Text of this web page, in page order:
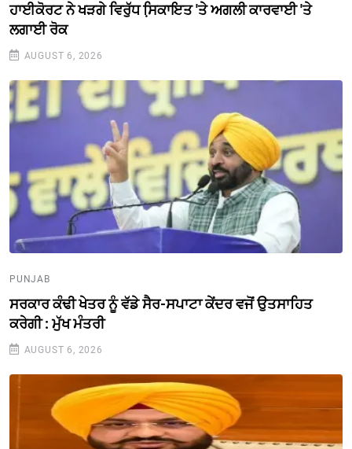
ਹਾਈਕੋਰਟ ਨੇ ਖੜਗੇ ਵਿਰੁੱਧ ਸਿ਼ਕਾਇਤ 'ਤੇ ਅਗਲੀ ਕਾਰਵਾਈ 'ਤੇ
ਲਗਾਈ ਰੋਕ
AUGUST 6, 2026
PUNJAB
ਸਰਕਾਰ ਕੰਢੀ ਖੇਤਰ ਨੂੰ ਵੱਡੇ ਸੈਰ-ਸਪਾਟਾ ਕੇਂਦਰ ਵਜੋਂ ਉਤਸਾਹਿਤ
ਕਰੇਗੀ : ਮੁੱਖ ਮੰਤਰੀ
AUGUST 6, 2026